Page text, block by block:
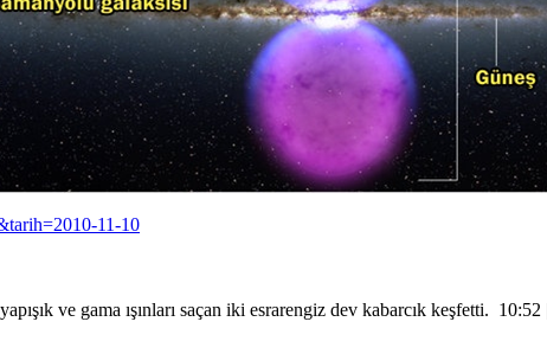
11-10
ve gama ışınları saçan iki esrarengiz dev kabarcık keşfetti. 10:52